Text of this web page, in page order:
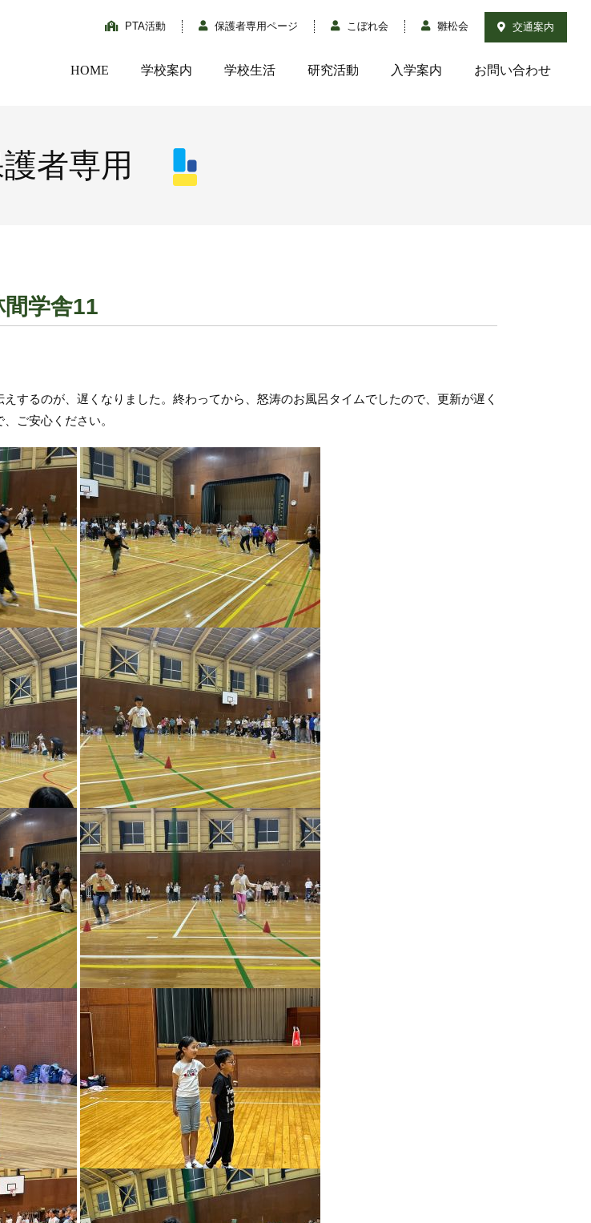
PTA活動 保護者専用ページ こぼれ会 雛松会 交通案内
HOME 学校案内 学校生活 研究活動 入学案内 お問い合わせ
者専用
学舎11
するのが、遅くなりました。終わってから、怒涛のお風呂タイムでしたので、更新が遅く
ご安心ください。